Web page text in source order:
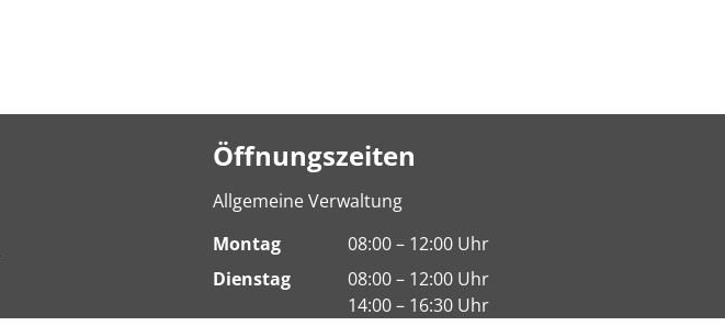
Öffnungszeiten
Allgemeine Verwaltung
Montag
08:00 – 12:00 Uhr
Dienstag
08:00 – 12:00 Uhr
14:00 – 16:30 Uhr